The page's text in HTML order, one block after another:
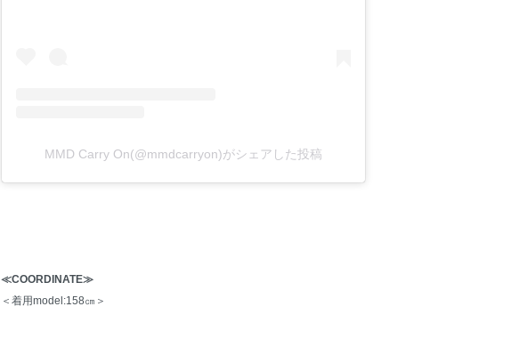
MMD Carry On(@mmdcarryon)がシェアした投稿
≪COORDINATE≫
＜着用model:158㎝＞